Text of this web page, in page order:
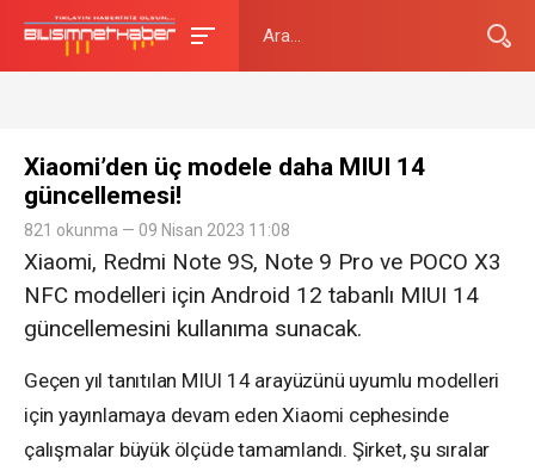
Xiaomi’den üç modele daha MIUI 14
güncellemesi!
821 okunma — 09 Nisan 2023 11:08
Xiaomi, Redmi Note 9S, Note 9 Pro ve POCO X3
NFC modelleri için Android 12 tabanlı MIUI 14
güncellemesini kullanıma sunacak.
Geçen yıl tanıtılan MIUI 14 arayüzünü uyumlu modelleri
için yayınlamaya devam eden Xiaomi cephesinde
çalışmalar büyük ölçüde tamamlandı. Şirket, şu sıralar